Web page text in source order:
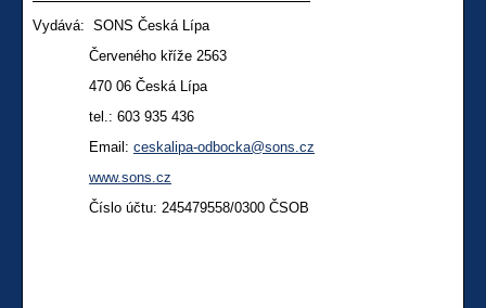
Vydává: SONS Česká Lípa
Červeného kříže 2563
470 06 Česká Lípa
tel.: 603 935 436
Email: ceskalipa-odbocka@sons.cz
www.sons.cz
Číslo účtu: 245479558/0300 ČSOB